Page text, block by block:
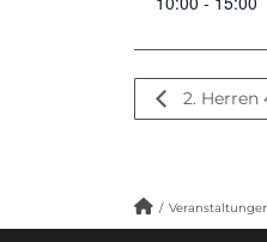
2. Herren
/